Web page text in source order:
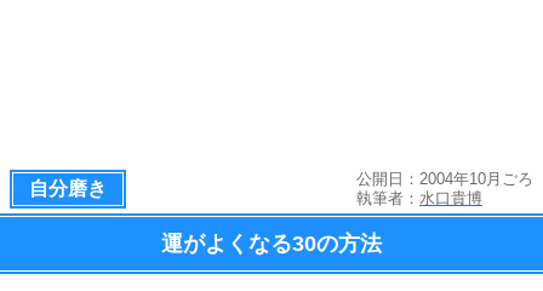
自分磨き
公開日：2004年10月ごろ
執筆者： 水口貴博
運がよくなる30の方法